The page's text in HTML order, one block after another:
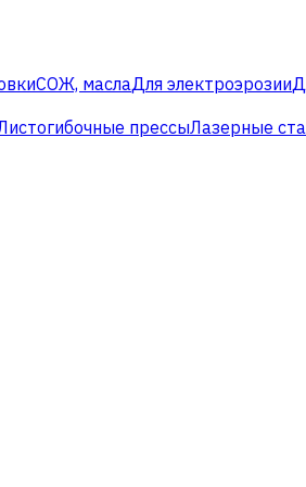
СОЖ, маслаДля электроэрозии
прессыЛазерные